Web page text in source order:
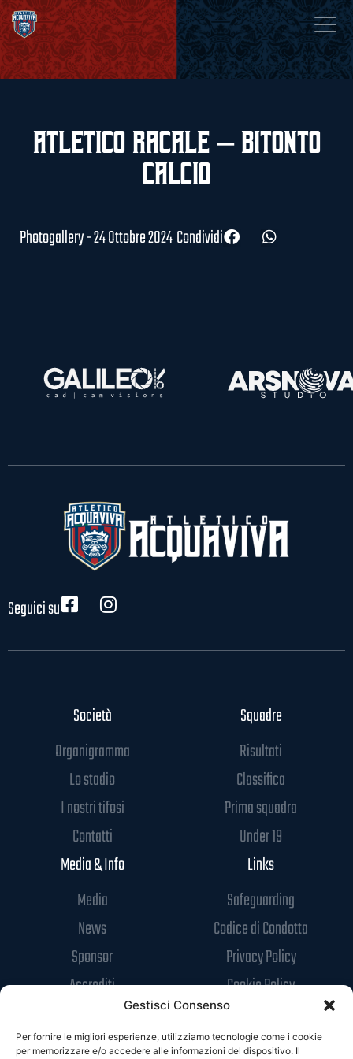
Gestisci Consenso
Per fornire le migliori esperienze, utilizziamo tecnologie come i cookie
per memorizzare e/o accedere alle informazioni del dispositivo. Il
Atletico Racale – Bitonto
Calcio
Photogallery - 24 Ottobre 2024Condividi
Seguici su
Società
Organigramma
Lo stadio
I nostri tifosi
Contatti
Squadre
Risultati
Classifica
Prima squadra
Under 19
Media & Info
Media
News
Sponsor
Accrediti
Links
Safeguarding
Codice di Condotta
Privacy Policy
Cookie Policy